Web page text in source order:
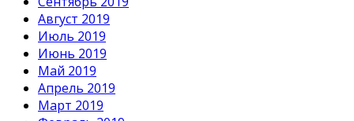
Август 2019
Июль 2019
Июнь 2019
Май 2019
Апрель 2019
Март 2019